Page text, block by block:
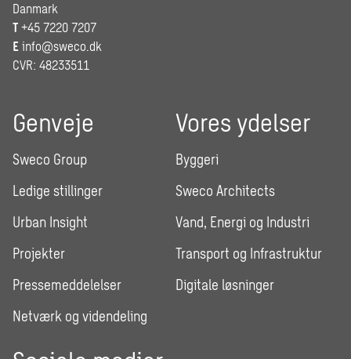
Danmark
T +45 7220 7207
E info@sweco.dk
CVR: 48233511
Genveje
Sweco Group
Ledige stillinger
Urban Insight
Projekter
Pressemeddelelser
Netværk og videndeling
Vores ydelser
Byggeri
Sweco Architects
Vand, Energi og Industri
Transport og Infrastruktur
Digitale løsninger